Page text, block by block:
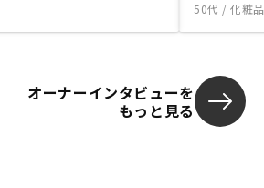
50代 / 化粧
オーナーインタビューを
もっと見る